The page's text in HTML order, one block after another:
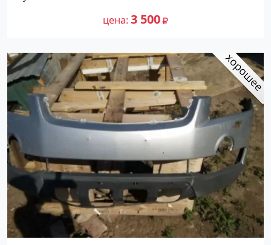
цена 3 500